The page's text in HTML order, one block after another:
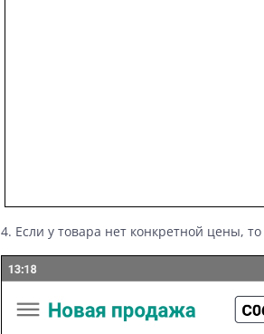
4. Если у товара нет конкретной цены,